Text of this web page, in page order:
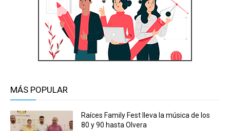
MÁS POPULAR
Raíces Family Fest lleva la música de los
80 y 90 hasta Olvera